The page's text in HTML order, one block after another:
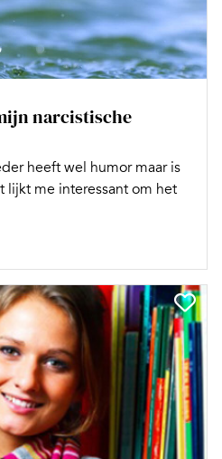
narcistische
heeft wel humor maar is
lijkt me interessant om het